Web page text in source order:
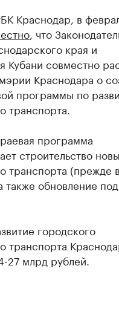
Краснодар, в
, что
края и
Кубани совместно
Краснодара о
программы по
транспорта.
программа
строительство
транспорта (прежде
также обновление
городского
транспорта
27 млрд рублей.